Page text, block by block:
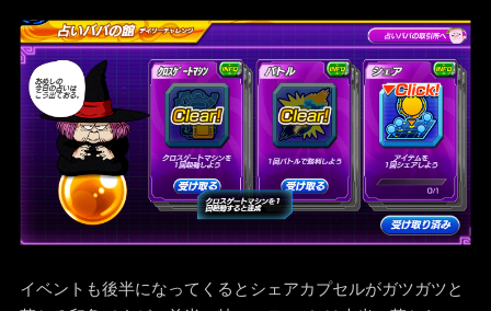
イベントも後半になってくるとシェアカプセルがガツガツと